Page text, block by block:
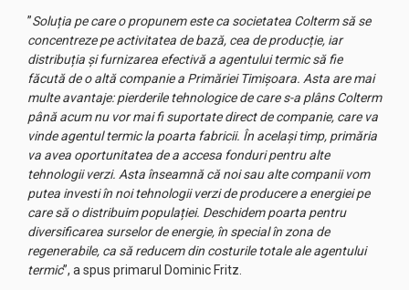
”Soluția pe care o propunem este ca societatea Colterm să se
concentreze pe activitatea de bază, cea de producție, iar
distribuția și furnizarea efectivă a agentului termic să fie
făcută de o altă companie a Primăriei Timișoara. Asta are mai
multe avantaje: pierderile tehnologice de care s-a plâns Colterm
până acum nu vor mai fi suportate direct de companie, care va
vinde agentul termic la poarta fabricii. În același timp, primăria
va avea oportunitatea de a accesa fonduri pentru alte
tehnologii verzi. Asta înseamnă că noi sau alte companii vom
putea investi în noi tehnologii verzi de producere a energiei pe
care să o distribuim populației. Deschidem poarta pentru
diversificarea surselor de energie, în special în zona de
regenerabile, ca să reducem din costurile totale ale agentului
termic”, a spus primarul Dominic Fritz.